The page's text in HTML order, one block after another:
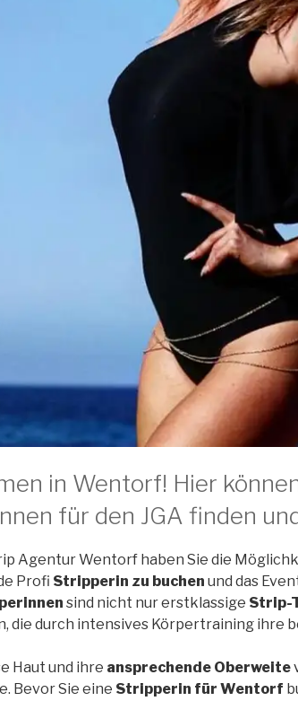
in Wentorf! Hier
für den JGA finden
Agentur Wentorf haben Sie die
Profi Stripperin zu buchen und das
sind nicht nur erstklassige Strip-
die durch intensives Körpertraining ihre
Haut und ihre ansprechende Oberweite
Bevor Sie eine Stripperin für Wentorf